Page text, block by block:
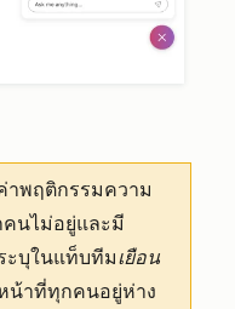
พฤติกรรมความ
คนไม่อยู่และมี
บุในแท็บทีมเยือน
น้าที่ทุกคนอยู่ห่าง